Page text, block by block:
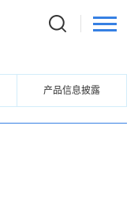
产品信息披露